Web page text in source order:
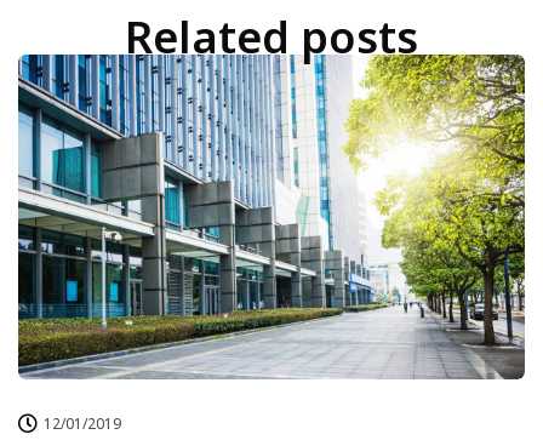
Related posts
12/01/2019